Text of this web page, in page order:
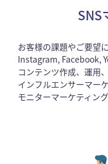
SNS
お客様の課題やご要望
Instagram, Facebook,
コンテンツ作成、運用
インフルエンサーマー
モニターマーケティン